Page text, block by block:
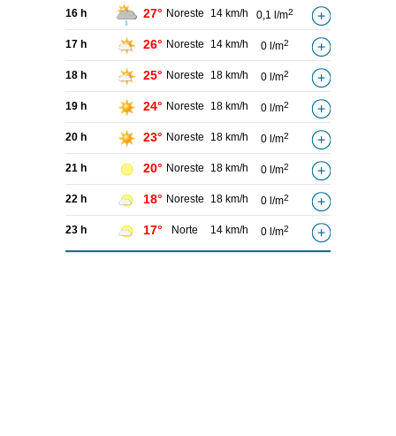
16 h 27° Noreste 14 km/h 0,1 l/m2
17 h 26° Noreste 14 km/h 0 l/m2
18 h 25° Noreste 18 km/h 0 l/m2
19 h 24° Noreste 18 km/h 0 l/m2
20 h 23° Noreste 18 km/h 0 l/m2
21 h 20° Noreste 18 km/h 0 l/m2
22 h 18° Noreste 18 km/h 0 l/m2
23 h 17° Norte 14 km/h 0 l/m2